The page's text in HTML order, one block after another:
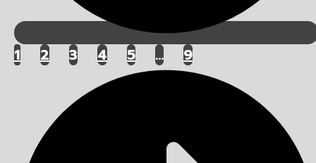
1 2 3 4 5 … 9